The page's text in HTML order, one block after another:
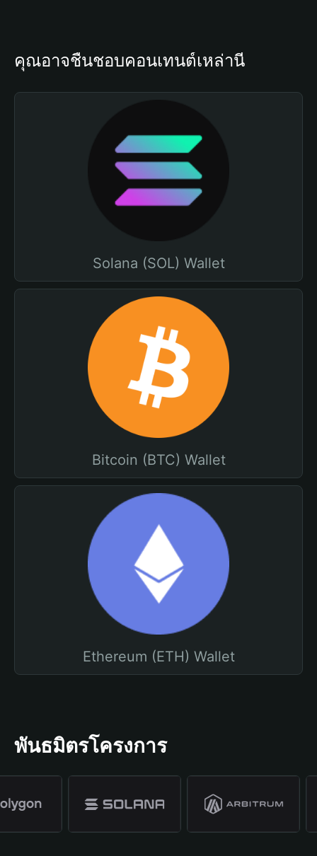
คุณอาจชื่นชอบคอนเทนต์เหล่านี้
Solana (SOL) Wallet
Bitcoin (BTC) Wallet
Ethereum (ETH) Wallet
พันธมิตรโครงการ